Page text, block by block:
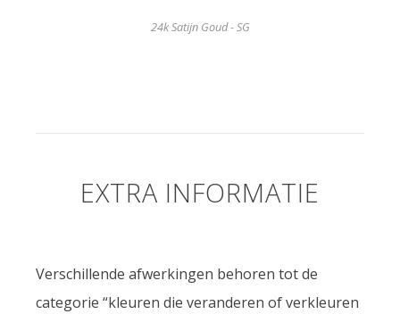
24k Satijn Goud - SG
EXTRA INFORMATIE
Verschillende afwerkingen behoren tot de
categorie “kleuren die veranderen of verkleuren